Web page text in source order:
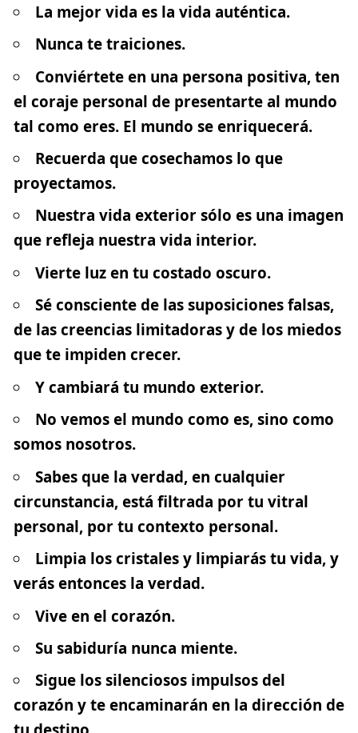
La mejor vida es la vida auténtica.
Nunca te traiciones.
Conviértete en una persona positiva, ten
el coraje personal de presentarte al mundo
tal como eres. El mundo se enriquecerá.
Recuerda que cosechamos lo que
proyectamos.
Nuestra vida exterior sólo es una imagen
que refleja nuestra vida interior.
Vierte luz en tu costado oscuro.
Sé consciente de las suposiciones falsas,
de las creencias limitadoras y de los miedos
que te impiden crecer.
Y cambiará tu mundo exterior.
No vemos el mundo como es, sino como
somos nosotros.
Sabes que la verdad, en cualquier
circunstancia, está filtrada por tu vitral
personal, por tu contexto personal.
Limpia los cristales y limpiarás tu vida, y
verás entonces la verdad.
Vive en el corazón.
Su sabiduría nunca miente.
Sigue los silenciosos impulsos del
corazón y te encaminarán en la dirección de